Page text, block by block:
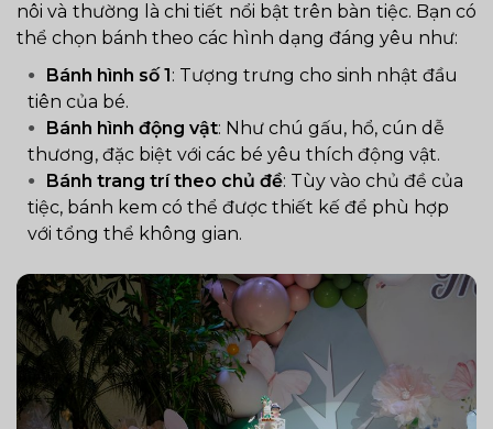
nôi và thường là chi tiết nổi bật trên bàn tiệc. Bạn có
thể chọn bánh theo các hình dạng đáng yêu như:
Bánh hình số 1 : Tượng trưng cho sinh nhật đầu
tiên của bé.
Bánh hình động vật: Như chú gấu, hổ, cún dễ
thương, đặc biệt với các bé yêu thích động vật.
Bánh trang trí theo chủ đề: Tùy vào chủ đề của
tiệc, bánh kem có thể được thiết kế để phù hợp
với tổng thể không gian.